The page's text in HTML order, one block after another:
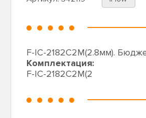
F-IC-2182C2M(2.8мм).
Комплектация:
F-IC-2182C2M(2